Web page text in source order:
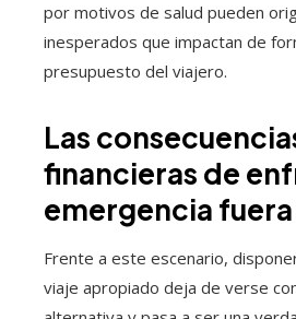
por motivos de salud pueden
inesperados que impactan de
presupuesto del viajero.
Las
financieras de
emergencia
Frente a este escenario,
viaje apropiado deja de verse